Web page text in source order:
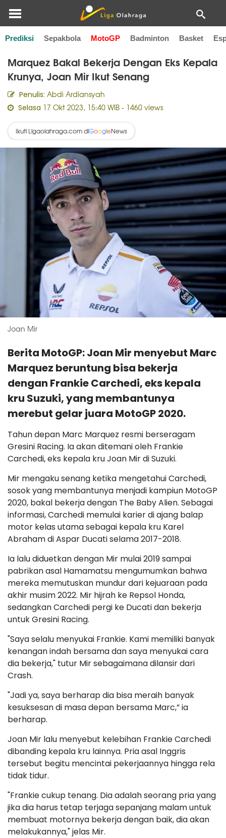
Prediksi Sepakbola MotoGP Badminton Basket
Home MotoGP
Marquez Bakal Bekerja Dengan Eks Kepala
Krunya, Joan Mir Ikut Senang
Penulis: Abdi Ardiansyah
Selasa 17 Okt 2023, 15:40 WIB - 1460 views
Ikuti Ligaolahraga.com diGoogleNews
Joan Mir
Berita MotoGP: Joan Mir menyebut Marc
Marquez beruntung bisa bekerja
dengan Frankie Carchedi, eks kepala
kru Suzuki, yang membantunya
merebut gelar juara MotoGP 2020.
Tahun depan Marc Marquez resmi berseragam
Gresini Racing. Ia akan ditemani oleh Frankie
Carchedi, eks kepala kru Joan Mir di Suzuki.
Mir mengaku senang ketika mengetahui Carchedi,
sosok yang membantunya menjadi kampiun MotoGP
2020, bakal bekerja dengan The Baby Alien. Sebagai
informasi, Carchedi memulai karier di ajang balap
motor kelas utama sebagai kepala kru Karel
Abraham di Aspar Ducati selama 2017-2018.
Ia lalu diduetkan dengan Mir mulai 2019 sampai
pabrikan asal Hamamatsu mengumumkan bahwa
mereka memutuskan mundur dari kejuaraan pada
akhir musim 2022. Mir hijrah ke Repsol Honda,
sedangkan Carchedi pergi ke Ducati dan bekerja
untuk Gresini Racing.
"Saya selalu menyukai Frankie. Kami memiliki banyak
kenangan indah bersama dan saya menyukai cara
dia bekerja," tutur Mir sebagaimana dilansir dari
Crash.
"Jadi ya, saya berharap dia bisa meraih banyak
kesuksesan di masa depan bersama Marc,” ia
berharap.
Joan Mir lalu menyebut kelebihan Frankie Carchedi
dibanding kepala kru lainnya. Pria asal Inggris
tersebut begitu mencintai pekerjaannya hingga rela
tidak tidur.
"Frankie cukup tenang. Dia adalah seorang pria yang
jika dia harus tetap terjaga sepanjang malam untuk
membuat motornya bekerja dengan baik, dia akan
melakukannya," jelas Mir.